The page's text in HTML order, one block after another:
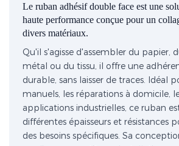
Le ruban adhésif double face est une
haute performance conçue pour un
divers matériaux.
Qu'il s'agisse d'assembler du papier,
métal ou du tissu, il offre une
durable, sans laisser de traces. Idéal
manuels, les réparations à domicile,
applications industrielles, ce ruban
différentes épaisseurs et résistances
des besoins spécifiques. Sa